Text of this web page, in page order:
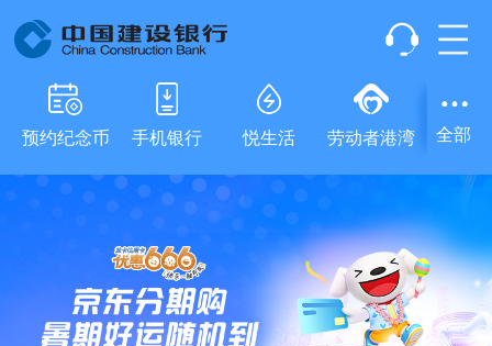
预约纪念币 手机银行 悦生活 劳动者港湾 e账户
全部
关于发布新版《中国建设银行龙卡信用... 2026-07-23
建设银行将于8月10日至19日代销... 2026-08-07